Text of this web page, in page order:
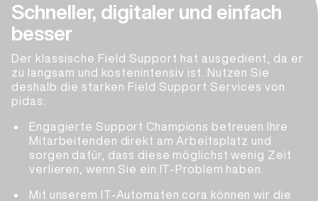
Schneller, digitaler und einfach
besser
Der klassische Field Support hat ausgedient, da er
zu langsam und kostenintensiv ist. Nutzen Sie
deshalb die starken Field Support Services von
pidas:
Engagierte Support Champions betreuen Ihre
Mitarbeitenden direkt am Arbeitsplatz und
sorgen dafür, dass diese möglichst wenig Zeit
verlieren, wenn Sie ein IT-Problem haben.
Mit unserem IT-Automaten cora können wir die